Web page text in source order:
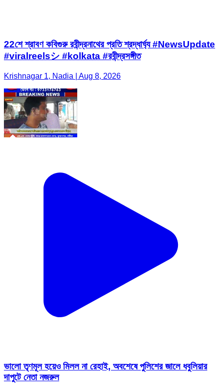
22শে শ্রাবণ কবিগুরু রবীন্দ্রনাথের প্রতি শ্রদ্ধার্ঘ্য #NewsUpdate
#viralreelsシ #kolkata #রবীন্দ্রসঙ্গীত
Krishnagar 1, Nadia | Aug 8, 2026
ভালো তৃণমূল হয়েও মিলল না রেহাই, অবশেষে পুলিশের জালে ধবুলিয়ার
দাপুটে নেতা নজরুল